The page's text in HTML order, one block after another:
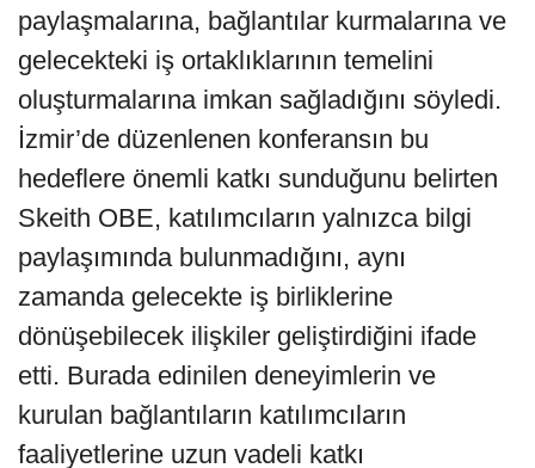
paylaşmalarına, bağlantılar kurmalarına ve
gelecekteki iş ortaklıklarının temelini
oluşturmalarına imkan sağladığını söyledi.
İzmir’de düzenlenen konferansın bu
hedeflere önemli katkı sunduğunu belirten
Skeith OBE, katılımcıların yalnızca bilgi
paylaşımında bulunmadığını, aynı
zamanda gelecekte iş birliklerine
dönüşebilecek ilişkiler geliştirdiğini ifade
etti. Burada edinilen deneyimlerin ve
kurulan bağlantıların katılımcıların
faaliyetlerine uzun vadeli katkı